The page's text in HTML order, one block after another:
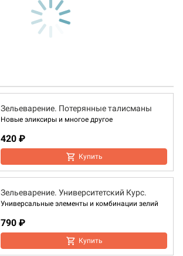
Зельеварение. Потерянные талисманы
Новые эликсиры и многое другое
420 ₽
Купить
Зельеварение. Университетский Курс.
Универсальные элементы и комбинации зелий
790 ₽
Купить